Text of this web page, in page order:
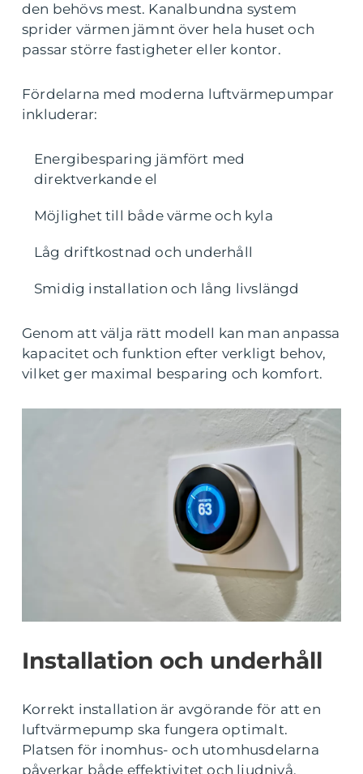
den behövs mest. Kanalbundna system
sprider värmen jämnt över hela huset och
passar större fastigheter eller kontor.
Fördelarna med moderna luftvärmepumpar
inkluderar:
Energibesparing jämfört med
direktverkande el
Möjlighet till både värme och kyla
Låg driftkostnad och underhåll
Smidig installation och lång livslängd
Genom att välja rätt modell kan man anpassa
kapacitet och funktion efter verkligt behov,
vilket ger maximal besparing och komfort.
Installation och underhåll
Korrekt installation är avgörande för att en
luftvärmepump ska fungera optimalt.
Platsen för inomhus- och utomhusdelarna
påverkar både effektivitet och ljudnivå.